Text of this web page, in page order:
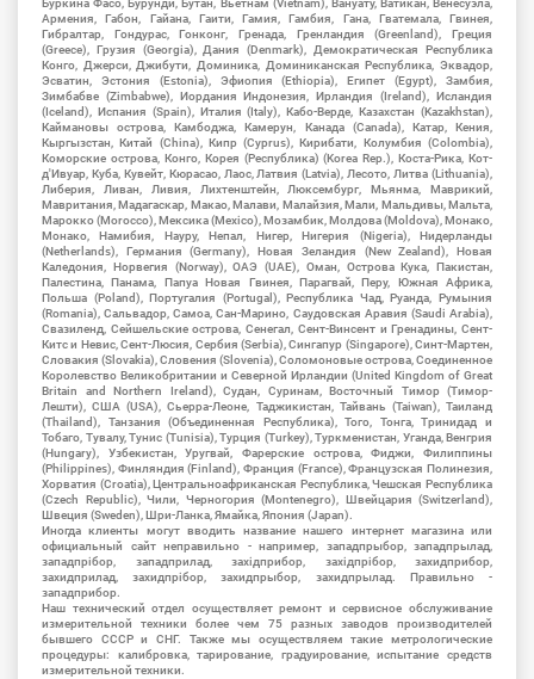
Буркина Фасо, Бурунди, Бутан, Вьетнам (Vietnam), Вануату, Ватикан, Венесуэла,
Армения, Габон, Гайана, Гаити, Гамия, Гамбия, Гана, Гватемала, Гвинея,
Гибралтар, Гондурас, Гонконг, Гренада, Гренландия (Greenland), Греция
(Greece), Грузия (Georgia), Дания (Denmark), Демократическая Республика
Конго, Джерси, Джибути, Доминика, Доминиканская Республика, Эквадор,
Эсватин, Эстония (Estonia), Эфиопия (Ethiopia), Египет (Egypt), Замбия,
Зимбабве (Zimbabwe), Иордания Индонезия, Ирландия (Ireland), Исландия
(Iceland), Испания (Spain), Италия (Italy), Кабо-Верде, Казахстан (Kazakhstan),
Каймановы острова, Камбоджа, Камерун, Канада (Canada), Катар, Кения,
Кыргызстан, Китай (China), Кипр (Cyprus), Кирибати, Колумбия (Colombia),
Коморские острова, Конго, Корея (Республика) (Korea Rep.), Коста-Рика, Кот-
д'Ивуар, Куба, Кувейт, Кюрасао, Лаос, Латвия (Latvia), Лесото, Литва (Lithuania),
Либерия, Ливан, Ливия, Лихтенштейн, Люксембург, Мьянма, Маврикий,
Мавритания, Мадагаскар, Макао, Малави, Малайзия, Мали, Мальдивы, Мальта,
Марокко (Morocco), Мексика (Mexico), Мозамбик, Молдова (Moldova), Монако,
Монако, Намибия, Науру, Непал, Нигер, Нигерия (Nigeria), Нидерланды
(Netherlands), Германия (Germany), Новая Зеландия (New Zealand), Новая
Каледония, Норвегия (Norway), ОАЭ (UAE), Оман, Острова Кука, Пакистан,
Палестина, Панама, Папуа Новая Гвинея, Парагвай, Перу, Южная Африка,
Польша (Poland), Португалия (Portugal), Республика Чад, Руанда, Румыния
(Romania), Сальвадор, Самоа, Сан-Марино, Саудовская Аравия (Saudi Arabia),
Свазиленд, Сейшельские острова, Сенегал, Сент-Винсент и Гренадины, Сент-
Китс и Невис, Сент-Люсия, Сербия (Serbia), Сингапур (Singapore), Синт-Мартен,
Словакия (Slovakia), Словения (Slovenia), Соломоновые острова, Соединенное
Королевство Великобритании и Северной Ирландии (United Kingdom of Great
Britain and Northern Ireland), Судан, Суринам, Восточный Тимор (Тимор-
Лешти), США (USA), Сьерра-Леоне, Таджикистан, Тайвань (Taiwan), Таиланд
(Thailand), Танзания (Объединенная Республика), Того, Тонга, Тринидад и
Тобаго, Тувалу, Тунис (Tunisia), Турция (Turkey), Туркменистан, Уганда, Венгрия
(Hungary), Узбекистан, Уругвай, Фарерские острова, Фиджи, Филиппины
(Philippines), Финляндия (Finland), Франция (France), Французская Полинезия,
Хорватия (Croatia), Центральноафриканская Республика, Чешская Республика
(Czech Republic), Чили, Черногория (Montenegro), Швейцария (Switzerland),
Швеция (Sweden), Шри-Ланка, Ямайка, Япония (Japan).
Иногда клиенты могут вводить название нашего интернет магазина или
официальный сайт неправильно - например, западпрыбор, западпрылад,
западпрібор, западприлад, західприбор, західпрібор, захидприбор,
захидприлад, захидпрібор, захидпрыбор, захидпрылад. Правильно -
западприбор.
Наш технический отдел осуществляет ремонт и сервисное обслуживание
измерительной техники более чем 75 разных заводов производителей
бывшего СССР и СНГ. Также мы осуществляем такие метрологические
процедуры: калибровка, тарирование, градуирование, испытание средств
измерительной техники.